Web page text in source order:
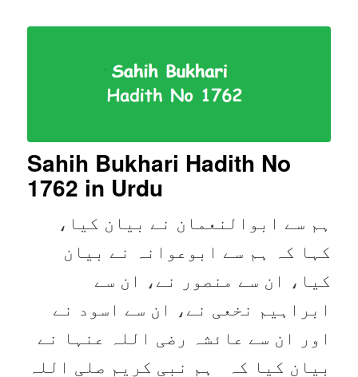
Sahih Bukhari Hadith No
1762 in Urdu
ہم سے ابوالنعمان نے بیان کیا،
کہا کہ ہم سے ابوعوانہ نے بیان
کیا، ان سے منصور نے، ان سے
ابراہیم نخعی نے، ان سے اسود نے
اور ان سے عائشہ رضی اللہ عنہا نے
بیان کیا کہ ہم نبی کریم صلی اللہ